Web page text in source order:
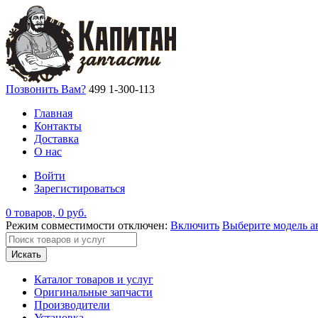
Позвонить Вам? 499 1-300-113
Главная
Контакты
Доставка
О нас
Войти
Зарегистироваться
0 товаров, 0 руб.
Режим совместимости отключен: Включить Выберите модель
Искать
Каталог товаров и услуг
Оригинальные запчасти
Производители